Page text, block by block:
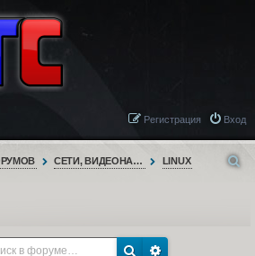
Вход
Регистрация
СЕТИ, ВИДЕОНАБЛЮДЕНИЕ, ТЕЛЕФОНИЯ LINUX